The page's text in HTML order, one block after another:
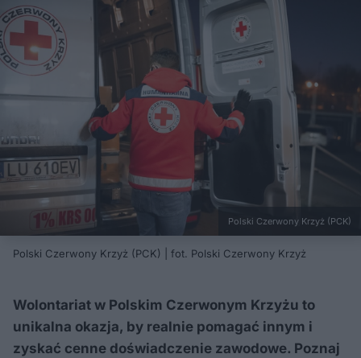
Polski Czerwony Krzyż (PCK)
Polski Czerwony Krzyż (PCK) | fot. Polski Czerwony Krzyż
Wolontariat w Polskim Czerwonym Krzyżu to
unikalna okazja, by realnie pomagać innym i
zyskać cenne doświadczenie zawodowe. Poznaj